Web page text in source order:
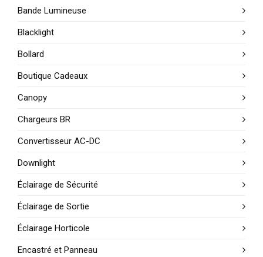
Bande Lumineuse
Blacklight
Bollard
Boutique Cadeaux
Canopy
Chargeurs BR
Convertisseur AC-DC
Downlight
Éclairage de Sécurité
Éclairage de Sortie
Éclairage Horticole
Encastré et Panneau